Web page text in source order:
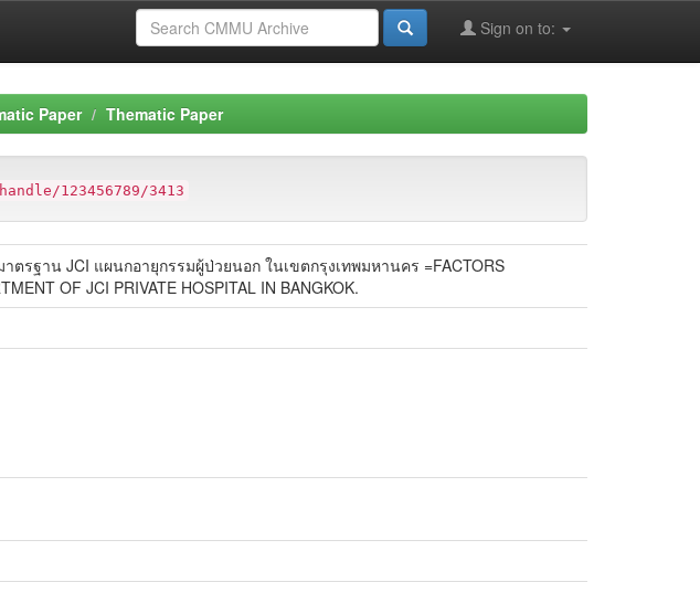
Sign on to:
Paper Thematic Paper
123456789/3413
ฐาน JCI แผนกอายุกรรมผู้ป่วยนอก ในเขตกรุงเทพมหานคร =FACTORS
OF JCI PRIVATE HOSPITAL IN BANGKOK.